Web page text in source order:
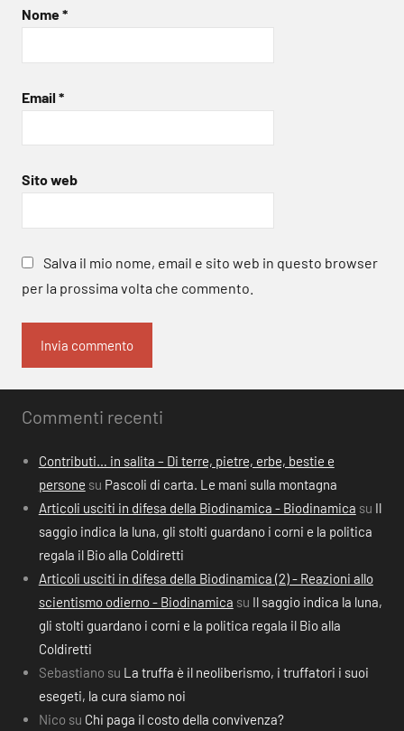
Nome*
Email *
Sito web
Salva il mio nome, email e sito web in questo browser
per la prossima volta che commento.
Commenti recenti
Contributi… in salita – Di terre, pietre, erbe, bestie e
persone su Pascoli di carta. Le mani sulla montagna
Articoli usciti in difesa della Biodinamica - Biodinamica su Il
saggio indica la luna, gli stolti guardano i corni e la politica
regala il Bio alla Coldiretti
Articoli usciti in difesa della Biodinamica (2) - Reazioni allo
scientismo odierno - Biodinamica su Il saggio indica la luna,
gli stolti guardano i corni e la politica regala il Bio alla
Coldiretti
Sebastiano su La truffa è il neoliberismo, i truffatori i suoi
esegeti, la cura siamo noi
Nico su Chi paga il costo della convivenza?